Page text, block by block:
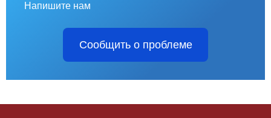
Напишите нам
Сообщить о проблеме